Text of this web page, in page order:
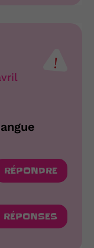
RÉPONDRE
RÉPONSES